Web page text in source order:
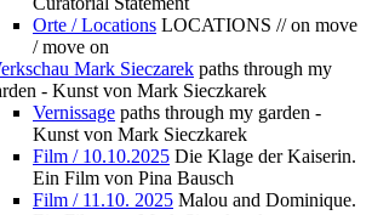
Orte / Locations LOCATIONS // on move
/ move on
Mark Sieczarek paths through my
- Kunst von Mark Sieczkarek
Vernissage paths through my garden -
Kunst von Mark Sieczkarek
Film / 10.10.2025 Die Klage der Kaiserin.
Ein Film von Pina Bausch
Film / 11.10. 2025 Malou and Dominique.